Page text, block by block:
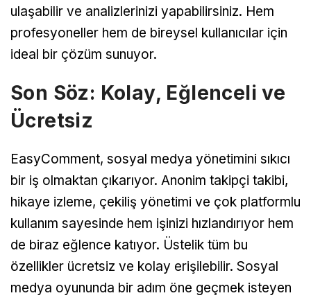
ulaşabilir ve analizlerinizi yapabilirsiniz. Hem
profesyoneller hem de bireysel kullanıcılar için
ideal bir çözüm sunuyor.
Son Söz: Kolay, Eğlenceli ve
Ücretsiz
EasyComment, sosyal medya yönetimini sıkıcı
bir iş olmaktan çıkarıyor. Anonim takipçi takibi,
hikaye izleme, çekiliş yönetimi ve çok platformlu
kullanım sayesinde hem işinizi hızlandırıyor hem
de biraz eğlence katıyor. Üstelik tüm bu
özellikler ücretsiz ve kolay erişilebilir. Sosyal
medya oyununda bir adım öne geçmek isteyen